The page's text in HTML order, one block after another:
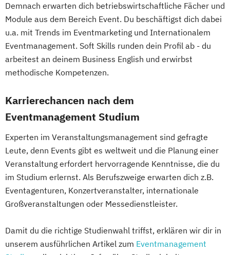
Demnach erwarten dich betriebswirtschaftliche Fächer und
Module aus dem Bereich Event. Du beschäftigst dich dabei
u.a. mit Trends im Eventmarketing und Internationalem
Eventmanagement. Soft Skills runden dein Profil ab - du
arbeitest an deinem Business English und erwirbst
methodische Kompetenzen.
Karrierechancen nach dem
Eventmanagement Studium
Experten im Veranstaltungsmanagement sind gefragte
Leute, denn Events gibt es weltweit und die Planung einer
Veranstaltung erfordert hervorragende Kenntnisse, die du
im Studium erlernst. Als Berufszweige erwarten dich z.B.
Eventagenturen, Konzertveranstalter, internationale
Großveranstaltungen oder Messedienstleister.
Damit du die richtige Studienwahl triffst, erklären wir dir in
unserem ausführlichen Artikel zum Eventmanagement